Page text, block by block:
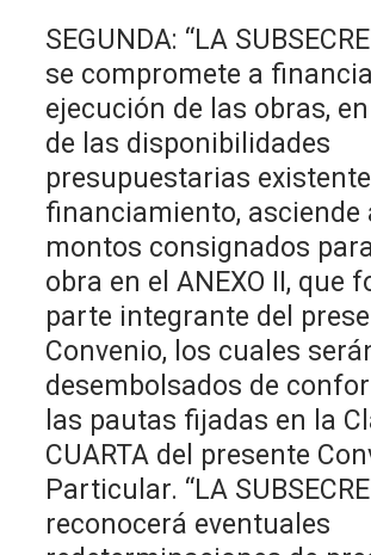
SEGUNDA: “LA
se compromete a
ejecución de las obras,
de las disponibilidades
presupuestarias
financiamiento, asciende
montos consignados
obra en el ANEXO II, que
parte integrante del
Convenio, los cuales
desembolsados de
las pautas fijadas en la
CUARTA del presente
Particular. “LA
reconocerá eventuales